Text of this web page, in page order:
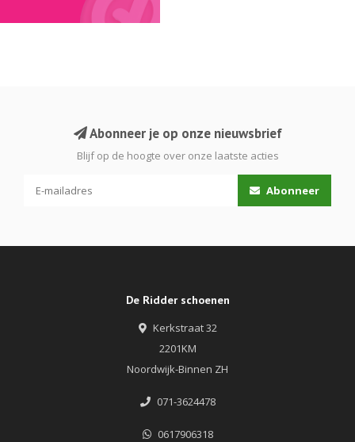
Abonneer je op onze nieuwsbrief
Blijf op de hoogte over onze laatste acties
Abonneer
De Ridder schoenen
Kerkstraat 32
2201KM
Noordwijk-Binnen ZH
071-3624478
0617906318